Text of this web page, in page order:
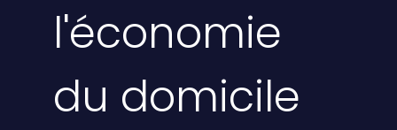
l'économie
du domicile